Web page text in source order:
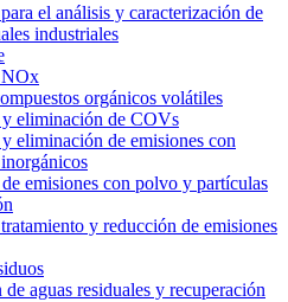
el análisis y caracterización de
industriales
NOx
orgánicos volátiles
eliminación de COVs
eliminación de emisiones con
emisiones con polvo y partículas
y reducción de emisiones
aguas residuales y recuperación